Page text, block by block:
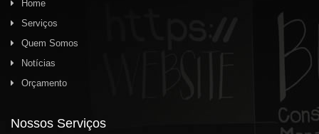
Home
Serviços
Quem Somos
Notícias
Orçamento
Nossos Serviços